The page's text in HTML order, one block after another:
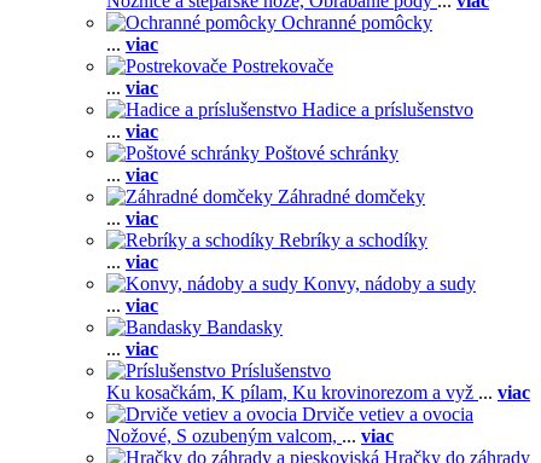
Ochranné pomôcky
... viac
Postrekovače
... viac
Hadice a príslušenstvo
... viac
Poštové schránky
... viac
Záhradné domčeky
... viac
Rebríky a schodíky
... viac
Konvy, nádoby a sudy
... viac
Bandasky
... viac
Príslušenstvo
Ku kosačkám, K pílam, Ku krovinorezom a vyž ... viac
Drviče vetiev a ovocia
Nožové, S ozubeným valcom, ... viac
Hračky do záhrady